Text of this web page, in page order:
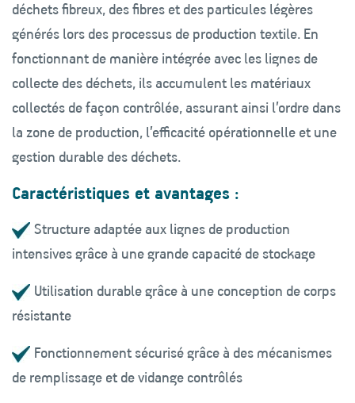
déchets fibreux, des fibres et des particules légères
générés lors des processus de production textile. En
fonctionnant de manière intégrée avec les lignes de
collecte des déchets, ils accumulent les matériaux
collectés de façon contrôlée, assurant ainsi l’ordre dans
la zone de production, l’efficacité opérationnelle et une
gestion durable des déchets.
Caractéristiques et avantages :
Structure adaptée aux lignes de production
intensives grâce à une grande capacité de stockage
Utilisation durable grâce à une conception de corps
résistante
Fonctionnement sécurisé grâce à des mécanismes
de remplissage et de vidange contrôlés